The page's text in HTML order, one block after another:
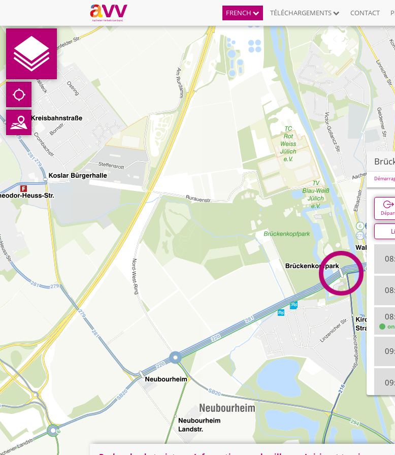
FRENCH TÉLÉCHARGEMENTS CONTACT